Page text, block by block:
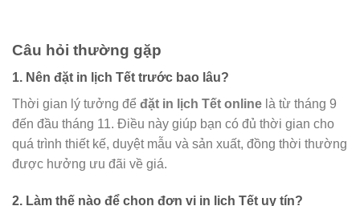
Câu hỏi thường gặp
1. Nên đặt in lịch Tết trước bao lâu?
Thời gian lý tưởng để đặt in lịch Tết online là từ tháng 9
đến đầu tháng 11. Điều này giúp bạn có đủ thời gian cho
quá trình thiết kế, duyệt mẫu và sản xuất, đồng thời thường
được hưởng ưu đãi về giá.
2. Làm thế nào để chọn đơn vị in lịch Tết uy tín?